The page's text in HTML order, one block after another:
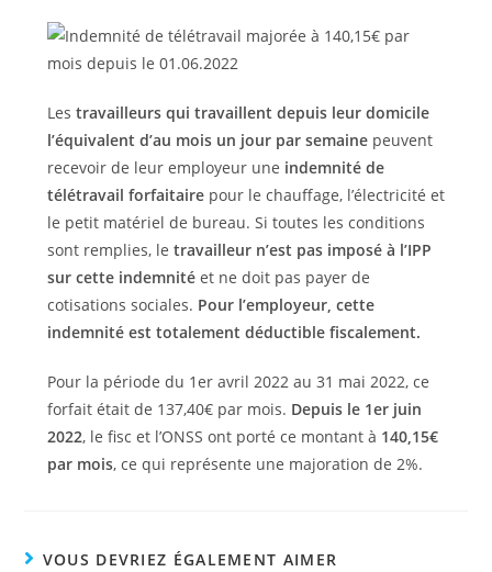
Les travailleurs qui travaillent depuis leur domicile
l’équivalent d’au mois un jour par semaine peuvent
recevoir de leur employeur une indemnité de
télétravail forfaitairepour le chauffage, l’électricité et
le petit matériel de bureau. Si toutes les conditions
sont remplies, le travailleur n’est pas imposé à l’IPP
sur cette indemnitéet ne doit pas payer de
cotisations sociales. Pour l’employeur, cette
indemnité est totalement déductible fiscalement.
Pour la période du 1er avril 2022 au 31 mai 2022, ce
forfait était de 137,40€ par mois. Depuis le 1er juin
2022, le fisc et l’ONSS ont porté ce montant à 140,15€
par mois, ce qui représente une majoration de 2%.
VOUS DEVRIEZ ÉGALEMENT AIMER